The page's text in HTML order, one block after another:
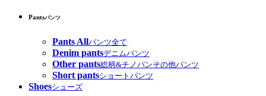
Pantsパンツ
Pants Allパンツ全て
Denim pantsデニムパンツ
Other pants総柄&チノパンその他パンツ
Short pantsショートパンツ
Shoesシューズ